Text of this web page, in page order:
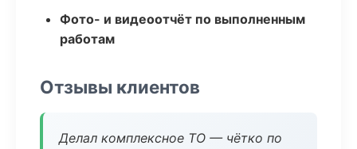
Фото- и видеоотчёт по выполненным
работам
Отзывы клиентов
Делал комплексное ТО — чётко по